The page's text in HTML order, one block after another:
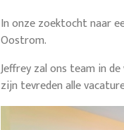
In onze zoektocht naar
Oostrom.
Jeffrey zal ons team in
zijn tevreden alle